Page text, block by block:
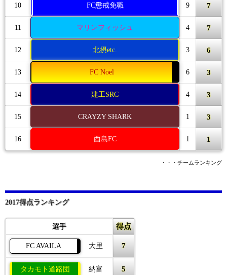
10 FC懲戒免職 9 7
11 マリンフィッシュ 4 7
12 北摂etc. 3 6
13 FC Noel 6 3
14 建工SRC 4 3
15 CRAYZY SHARK 1 3
16 酉島FC 1 1
・・・チームランキング
2017得点ランキング
選手 得点
FC AVAILA 大里 7
タカモト道路団 納富 5